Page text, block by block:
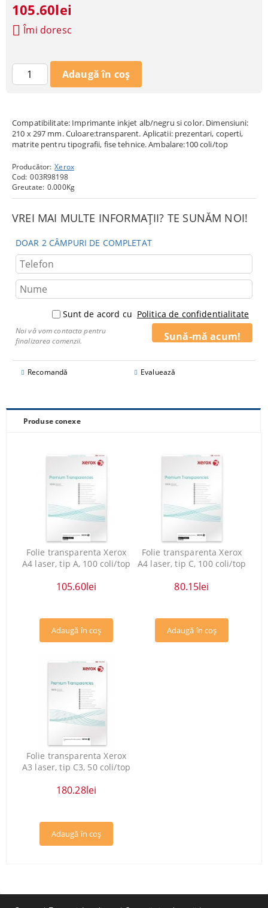
Compatibilitate: Imprimante inkjet alb/negru si color. Dimensiuni:
210 x 297 mm. Culoare:transparent. Aplicatii: prezentari, coperti,
matrite pentru tipografii, fise tehnice. Ambalare:100 coli/top
Producător: Xerox
Cod: 003R98198
Greutate: 0.000Kg
VREI MAI MULTE INFORMAȚII? TE SUNĂM NOI!
DOAR 2 CÂMPURI DE COMPLETAT
Sunt de acord cu Politica de confidentialitate
Noi vă vom contacta pentru
finalizarea comenzii.
Recomandă Evaluează
105.60lei
Îmi doresc
Produse conexe
Folie transparenta Xerox
A4 laser, tip A, 100 coli/top
105.60lei
Folie transparenta Xerox
A4 laser, tip C, 100 coli/top
80.15lei
Folie transparenta Xerox
A3 laser, tip C3, 50 coli/top
180.28lei